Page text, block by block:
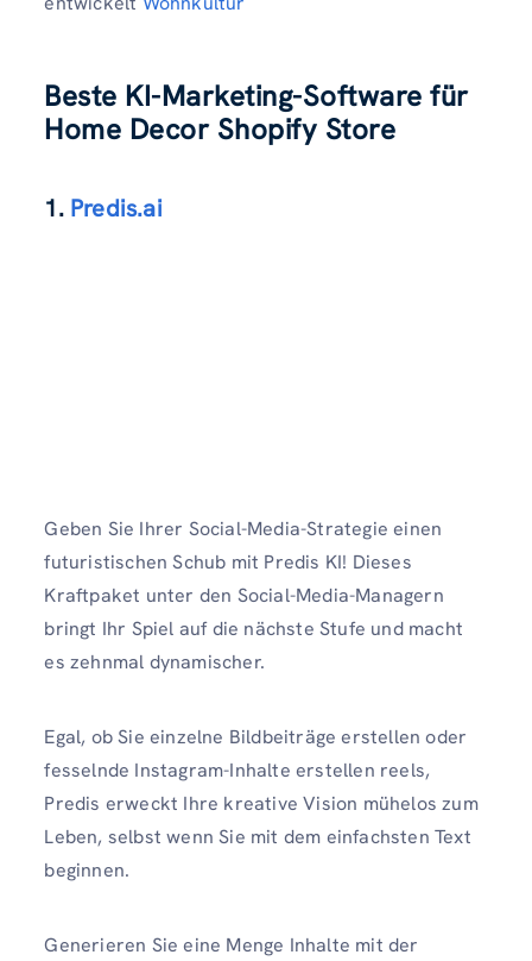
Beste KI-Marketing-Software für
Home Decor Shopify Store
1.Predis.ai
Geben Sie Ihrer Social-Media-Strategie einen
futuristischen Schub mit Predis KI! Dieses
Kraftpaket unter den Social-Media-Managern
bringt Ihr Spiel auf die nächste Stufe und macht
es zehnmal dynamischer.
Egal, ob Sie einzelne Bildbeiträge erstellen oder
fesselnde Instagram-Inhalte erstellen reels,
Predis erweckt Ihre kreative Vision mühelos zum
Leben, selbst wenn Sie mit dem einfachsten Text
beginnen.
Generieren Sie eine Menge Inhalte mit der